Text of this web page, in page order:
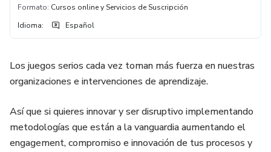
Formato: Cursos online y Servicios de Suscripción
Idioma: Español
Los juegos serios cada vez toman más fuerza en nuestras
organizaciones e intervenciones de aprendizaje.
Así que si quieres innovar y ser disruptivo implementando
metodologías que están a la vanguardia aumentando el
engagement, compromiso e innovación de tus procesos y